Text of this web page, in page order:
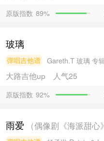
原版指数 89%
玻璃
弹唱吉他谱 Gareth.T 玻璃 专
大路吉他up 人气25
原版指数 92%
雨爱 （偶像剧《海派甜心